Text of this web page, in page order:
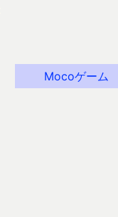
Mocoゲーム